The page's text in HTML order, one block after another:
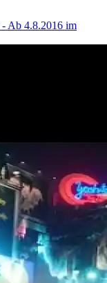
Ab 4.8.2016 im